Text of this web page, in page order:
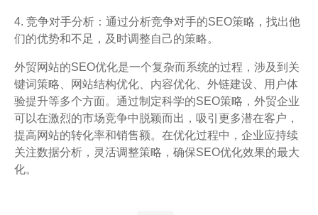
4. 竞争对手分析：通过分析竞争对手的SEO策略，找出他
们的优势和不足，及时调整自己的策略。
外贸网站的SEO优化是一个复杂而系统的过程，涉及到关
键词策略、网站结构优化、内容优化、外链建设、用户体
验提升等多个方面。通过制定科学的SEO策略，外贸企业
可以在激烈的市场竞争中脱颖而出，吸引更多潜在客户，
提高网站的转化率和销售额。在优化过程中，企业应持续
关注数据分析，灵活调整策略，确保SEO优化效果的最大
化。